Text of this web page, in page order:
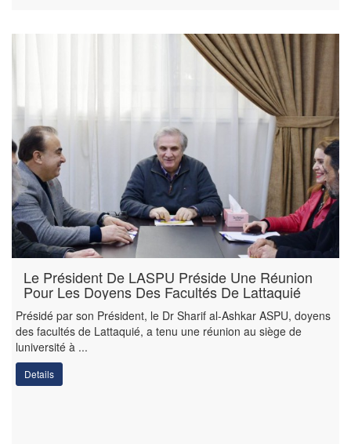
Le Président De LASPU Préside Une Réunion
Pour Les Doyens Des Facultés De Lattaquié
Présidé par son Président, le Dr Sharif al-Ashkar ASPU, doyens
des facultés de Lattaquié, a tenu une réunion au siège de
luniversité à ...
Details